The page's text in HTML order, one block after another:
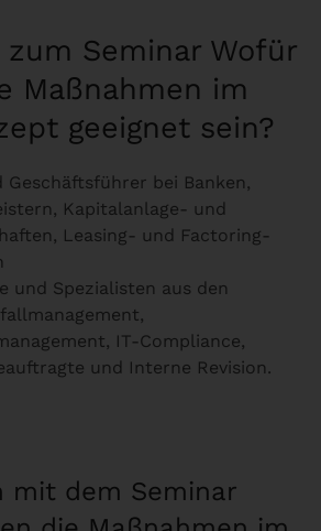
Seminar Wofür
Maßnahmen im
geeignet sein?
Geschäftsführer bei Banken,
Kapitalanlage- und
Leasing- und Factoring-
und Spezialisten aus den
IT-Compliance,
und Interne Revision.
mit dem Seminar